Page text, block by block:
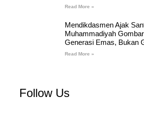
Read More »
Mendikdasmen Ajak
Muhammadiyah
Generasi Emas, Bukan
Read More »
Follow Us